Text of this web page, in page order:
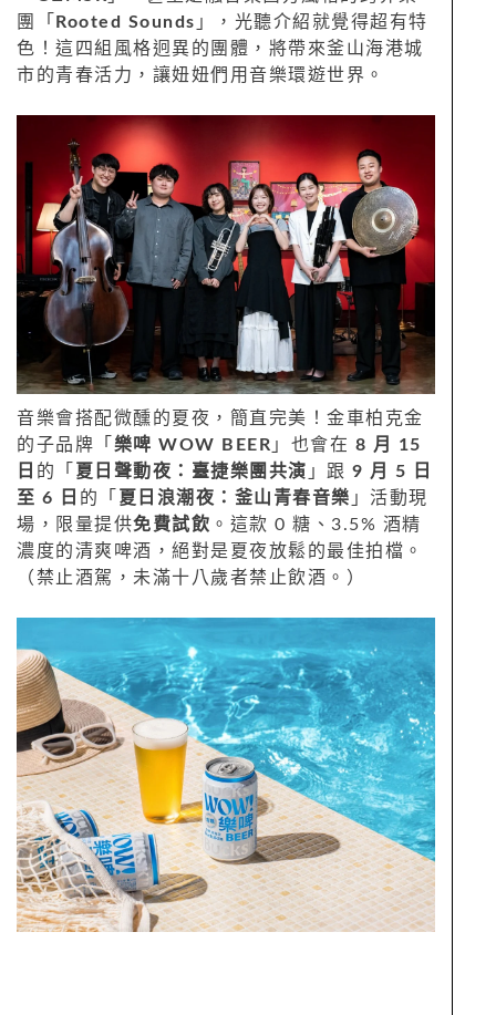
團「 Rooted Sounds 」，光聽介紹就覺得超有特
色！這四組風格迥異的團體，將帶來釜山海港城
市的青春活力，讓妞妞們用音樂環遊世界。
音樂會搭配微醺的夏夜，簡直完美！金車柏克金
的子品牌「 樂啤 WOW BEER 」也會在 8 月 15
日 的「 夏日聲動夜：臺捷樂團共演 」跟 9 月 5 日
至 6 日 的「 夏日浪潮夜：釜山青春音樂 」活動現
場，限量提供免費試飲 。這款 0 糖、3.5% 酒精
濃度的清爽啤酒，絕對是夏夜放鬆的最佳拍檔。
（禁止酒駕，未滿十八歲者禁止飲酒。）